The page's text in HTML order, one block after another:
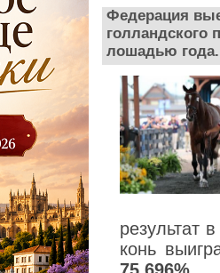
Федерация
голландского
лошадью
результат
конь